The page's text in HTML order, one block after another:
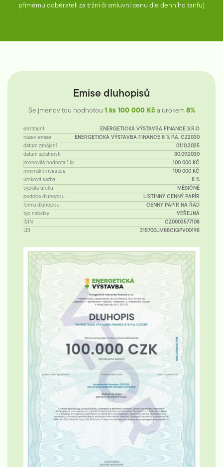
přímému odběrateli za tržní či smluvní cenu dle denního tarifu)
Emise dluhopisů
Se jmenovitou hodnotou 1 ks 100 000 Kča úrokem 8%
emitment
ENERGETICKÁ VÝSTAVBA FINANCE S.R.O
název emise
ENERGETICKÁ VÝSTAVBA FINANCE 8 % P.A. CZ2030
datum zahájení
01.10.2025
datum splatnosti
30.09.2030
jmenovitá hodnota 1 ks
100 000 KČ
minimální investice
100 000 KČ
úroková sazba
8 %
výplata úroku
MĚSÍČNĚ
podoba dluhopisu
LISTINNÝ CENNÝ PAPÍR
forma dluhopisu
CENNÝ PAPÍR NA ŘAD
typ nabídky
VEŘEJNÁ
ISIN
CZ0003577108
LEI
315700LM88CIQPV00198